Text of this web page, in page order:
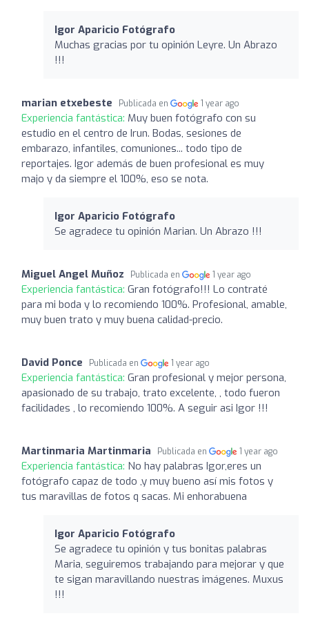
Igor Aparicio Fotógrafo
Muchas gracias por tu opinión Leyre. Un Abrazo
!!!
marian etxebeste Publicada en 1 year ago
Experiencia fantástica: Muy buen fotógrafo con su
estudio en el centro de Irun. Bodas, sesiones de
embarazo, infantiles, comuniones... todo tipo de
reportajes. Igor además de buen profesional es muy
majo y da siempre el 100%, eso se nota.
Igor Aparicio Fotógrafo
Se agradece tu opinión Marian. Un Abrazo !!!
Miguel Angel Muñoz Publicada en 1 year ago
Experiencia fantástica: Gran fotógrafo!!! Lo contraté
para mi boda y lo recomiendo 100%. Profesional, amable,
muy buen trato y muy buena calidad-precio.
David Ponce Publicada en 1 year ago
Experiencia fantástica: Gran profesional y mejor persona,
apasionado de su trabajo, trato excelente, , todo fueron
facilidades , lo recomiendo 100%. A seguir asi Igor !!!
Martinmaria Martinmaria Publicada en 1 year ago
Experiencia fantástica: No hay palabras Igor,eres un
fotógrafo capaz de todo ,y muy bueno así mis fotos y
tus maravillas de fotos q sacas. Mi enhorabuena
Igor Aparicio Fotógrafo
Se agradece tu opinión y tus bonitas palabras
Maria, seguiremos trabajando para mejorar y que
te sigan maravillando nuestras imágenes. Muxus
!!!